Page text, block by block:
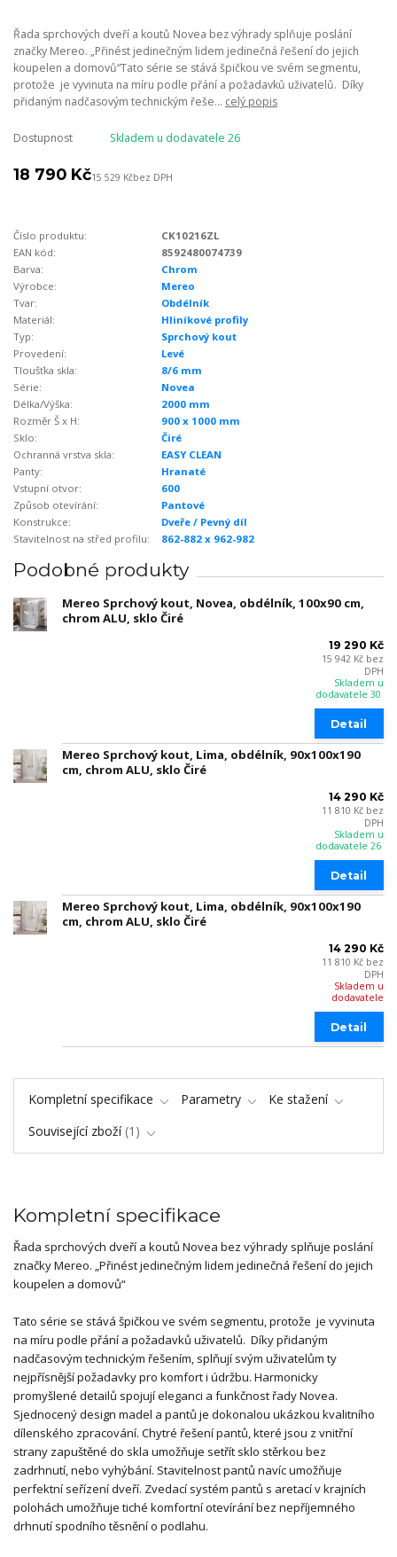
Řada sprchových dveří a koutů Novea bez výhrady splňuje poslání
značky Mereo. „Přinést jedinečným lidem jedinečná řešení do jejich
koupelen a domovů“Tato série se stává špičkou ve svém segmentu,
protože je vyvinuta na míru podle přání a požadavků uživatelů. Díky
přidaným nadčasovým technickým řeše... celý popis
Dostupnost Skladem u dodavatele 26
18 790 Kč15 529 Kčbez DPH
Číslo produktu:
CK10216ZL
EAN kód:
8592480074739
Barva:
Chrom
Výrobce:
Mereo
Tvar:
Obdélník
Materiál:
Hliníkové profily
Typ:
Sprchový kout
Provedení:
Levé
Tloušťka skla:
8/6 mm
Série:
Novea
Délka/Výška:
2000 mm
Rozměr Š x H:
900 x 1000 mm
Sklo:
Čiré
Ochranná vrstva skla:
EASY CLEAN
Panty:
Hranaté
Vstupní otvor:
600
Způsob otevírání:
Pantové
Konstrukce:
Dveře / Pevný díl
Stavitelnost na střed profilu:
862-882 x 962-982
Podobné produkty
Mereo Sprchový kout, Novea, obdélník, 100x90 cm,
chrom ALU, sklo Čiré
19 290 Kč
15 942 Kč bez
DPH
Skladem u
dodavatele 30
Detail
Mereo Sprchový kout, Lima, obdélník, 90x100x190
cm, chrom ALU, sklo Čiré
14 290 Kč
11 810 Kč bez
DPH
Skladem u
dodavatele 26
Detail
Mereo Sprchový kout, Lima, obdélník, 90x100x190
cm, chrom ALU, sklo Čiré
14 290 Kč
11 810 Kč bez
DPH
Skladem u
dodavatele
Detail
Kompletní specifikace Parametry
Ke stažení
Související zboží 1
Kompletní specifikace
Řada sprchových dveří a koutů Novea bez výhrady splňuje poslání
značky Mereo. „Přinést jedinečným lidem jedinečná řešení do jejich
koupelen a domovů“
Tato série se stává špičkou ve svém segmentu, protože je vyvinuta
na míru podle přání a požadavků uživatelů. Díky přidaným
nadčasovým technickým řešením, splňují svým uživatelům ty
nejpřísnější požadavky pro komfort i údržbu. Harmonicky
promyšlené detailů spojují eleganci a funkčnost řady Novea.
Sjednocený design madel a pantů je dokonalou ukázkou kvalitního
dílenského zpracování. Chytré řešení pantů, které jsou z vnitřní
strany zapuštěné do skla umožňuje setřít sklo stěrkou bez
zadrhnutí, nebo vyhýbání. Stavitelnost pantů navíc umožňuje
perfektní seřízení dveří. Zvedací systém pantů s aretací v krajních
polohách umožňuje tiché komfortní otevírání bez nepříjemného
drhnutí spodního těsnění o podlahu.